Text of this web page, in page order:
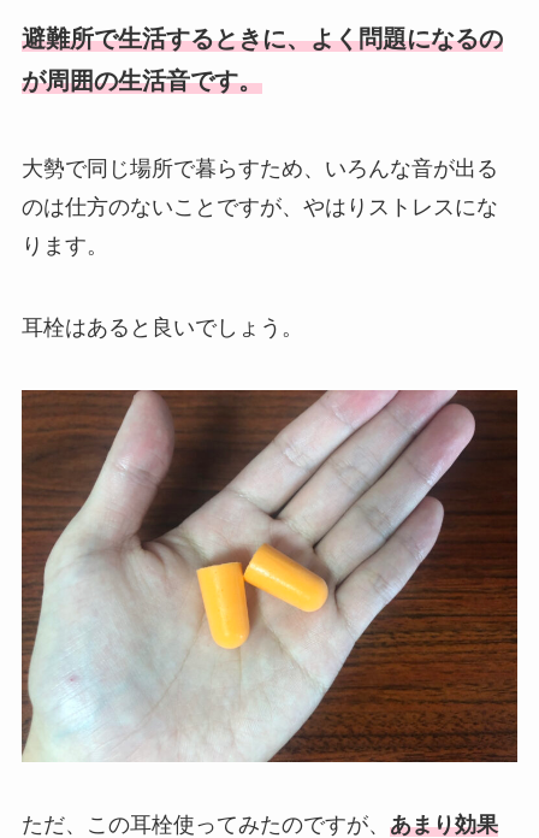
避難所で生活するときに、よく問題になるの
が周囲の生活音です。
大勢で同じ場所で暮らすため、いろんな音が出る
のは仕方のないことですが、やはりストレスにな
ります。
耳栓はあると良いでしょう。
ただ、この耳栓使ってみたのですが、 あまり効果